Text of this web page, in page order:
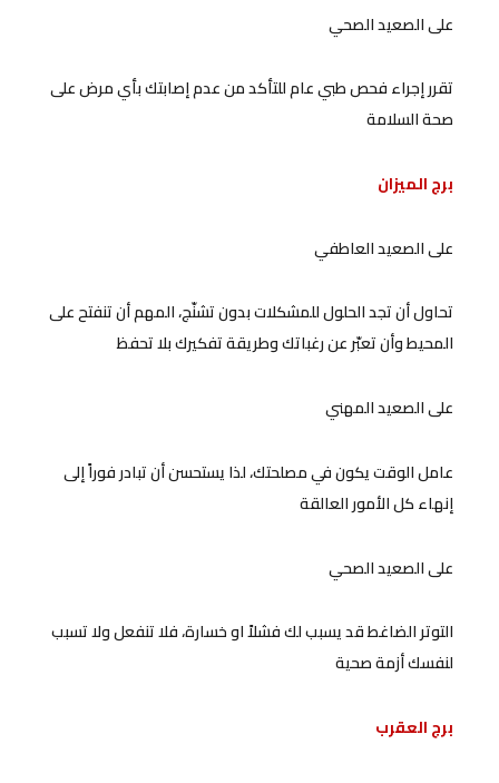
على الصعيد الصحي
تقرر إجراء فحص طبي عام للتأكد من عدم إصابتك بأي مرض على
صحة السلامة
برج الميزان
على الصعيد العاطفي
تحاول أن تجد الحلول للمشكلات بدون تشنّج، المهم أن تنفتح على
المحيط وأن تعبّر عن رغباتك وطريقة تفكيرك بلا تحفظ
على الصعيد المهني
عامل الوقت يكون في مصلحتك، لذا يستحسن أن تبادر فوراً إلى
إنهاء كل الأمور العالقة
على الصعيد الصحي
التوتر الضاغط قد يسبب لك فشلاً او خسارة، فلا تنفعل ولا تسبب
لنفسك أزمة صحية
برج العقرب